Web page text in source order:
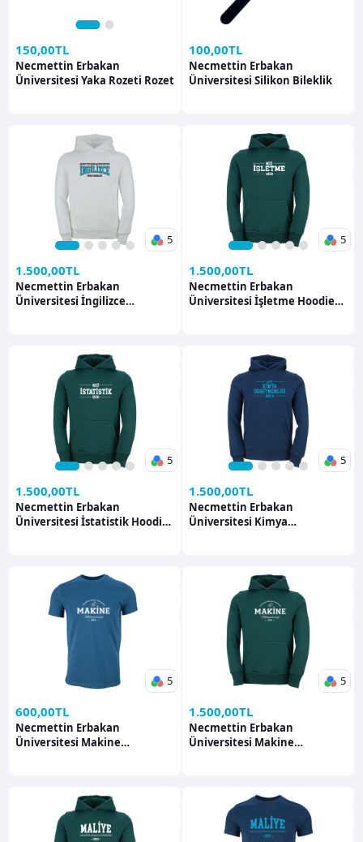
1 2
150,00TL
Necmettin Erbakan
Üniversitesi Yaka Rozeti Rozet
100,00TL
Necmettin Erbakan
Üniversitesi Silikon Bileklik
1 2 3 4 5
5
1.500,00TL
Necmettin Erbakan
Üniversitesi İngilizce
1 2 3 4 5
5
1.500,00TL
Necmettin Erbakan
Üniversitesi İşletme Hoodie
1 2 3 4 5
5
1.500,00TL
Necmettin Erbakan
Üniversitesi İstatistik Hoodie
1 2 3 4 5
5
1.500,00TL
Necmettin Erbakan
Üniversitesi Kimya
5
600,00TL
Necmettin Erbakan
Üniversitesi Makine
5
1.500,00TL
Necmettin Erbakan
Üniversitesi Makine